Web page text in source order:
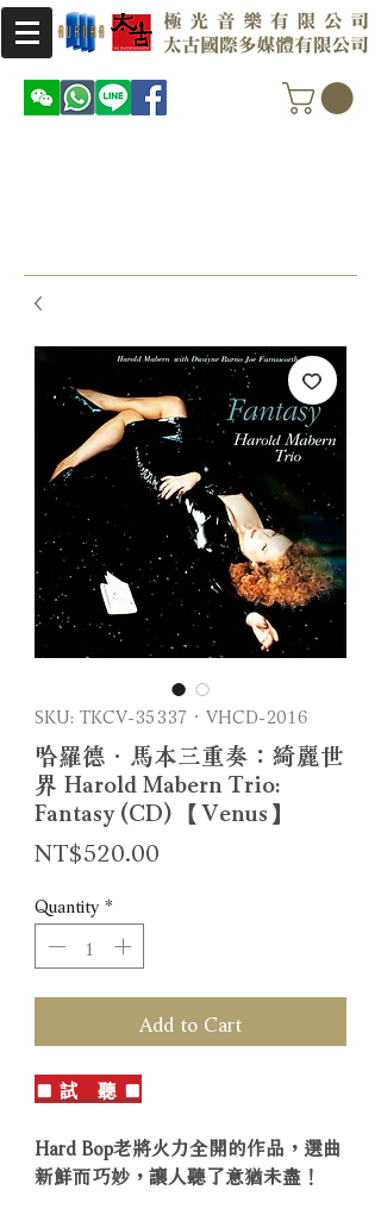
SKU: TKCV-35337．VHCD-2016
哈羅德．馬本三重奏：綺麗世
界 Harold Mabern Trio:
Fantasy (CD) 【Venus】
NT$520.00
Quantity *
Add to Cart
■ 試 聽 ■
Hard Bop老將火力全開的作品，選曲
新鮮而巧妙，讓人聽了意猶未盡！